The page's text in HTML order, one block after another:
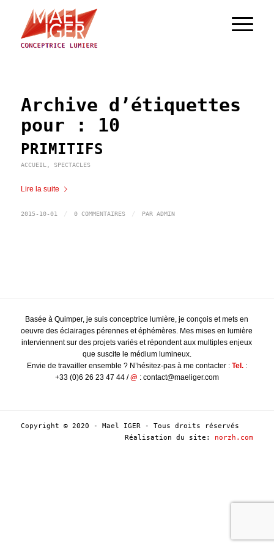
Archive d’étiquettes
pour : 10
PRIMITIFS
ACCUEIL SPECTACLES
Lire la suite
2015-10-01 / 0 COMMENTAIRES / PAR ADMIN
Basée à Quimper, je suis conceptrice lumière, je conçois et mets en
oeuvre des éclairages pérennes et éphémères. Mes mises en lumière
interviennent sur des projets variés et répondent aux multiples enjeux
que suscite le médium lumineux.
Envie de travailler ensemble ? N’hésitez-pas à me contacter : Tel. :
+33 (0)6 26 23 47 44 /@ : contact@maeliger.com
Copyright © 2020 - Mael IGER - Tous droits réservés
Réalisation du site: norzh.com